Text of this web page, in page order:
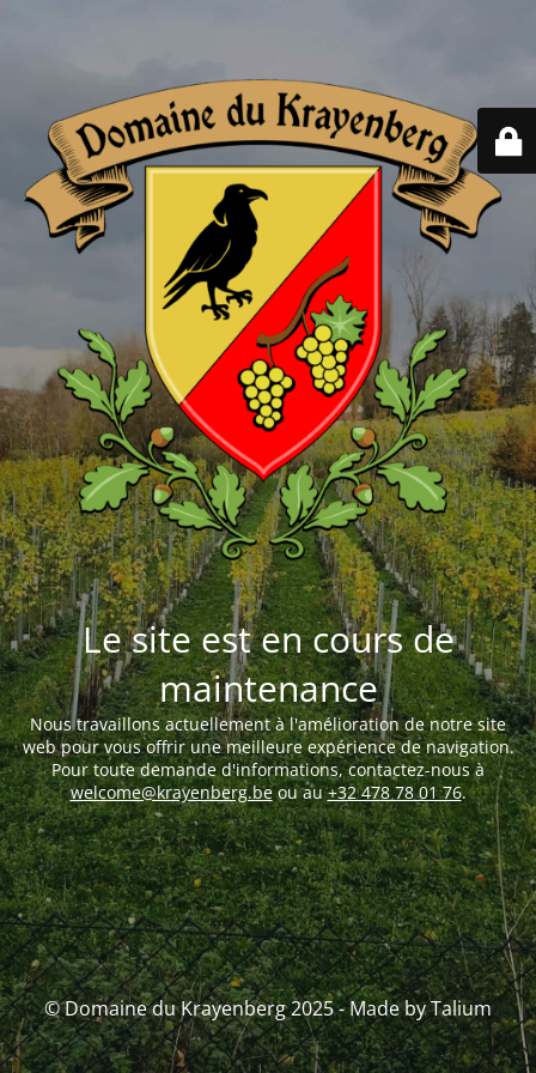
Le site est en cours de
maintenance
Nous travaillons actuellement à l'amélioration de notre site
web pour vous offrir une meilleure expérience de navigation.
Pour toute demande d'informations, contactez-nous à
welcome@krayenberg.beou au+32 478 78 01 76.
© Domaine du Krayenberg 2025 - Made by Talium